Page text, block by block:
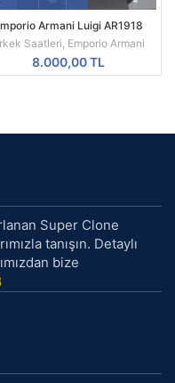
Armani Luigi AR1918
Replika Erkek Kol Saati
Saatleri, Emporio Armani
8.000,00TL
Super Clone
tanışın. Detaylı
bize